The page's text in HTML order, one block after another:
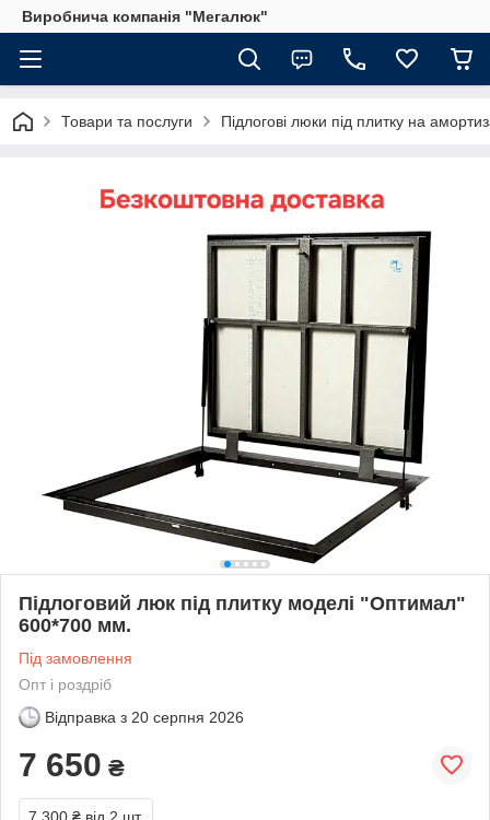
Виробнича компанія "Мегалюк"
Товари та послуги Підлогові люки під плитку на
Підлоговий люк під плитку моделі "Оптимал"
600*700 мм.
Під замовлення
Опт і роздріб
Відправка з 20 серпня 2026
7 650 ₴
7 300 ₴ від 2 шт.